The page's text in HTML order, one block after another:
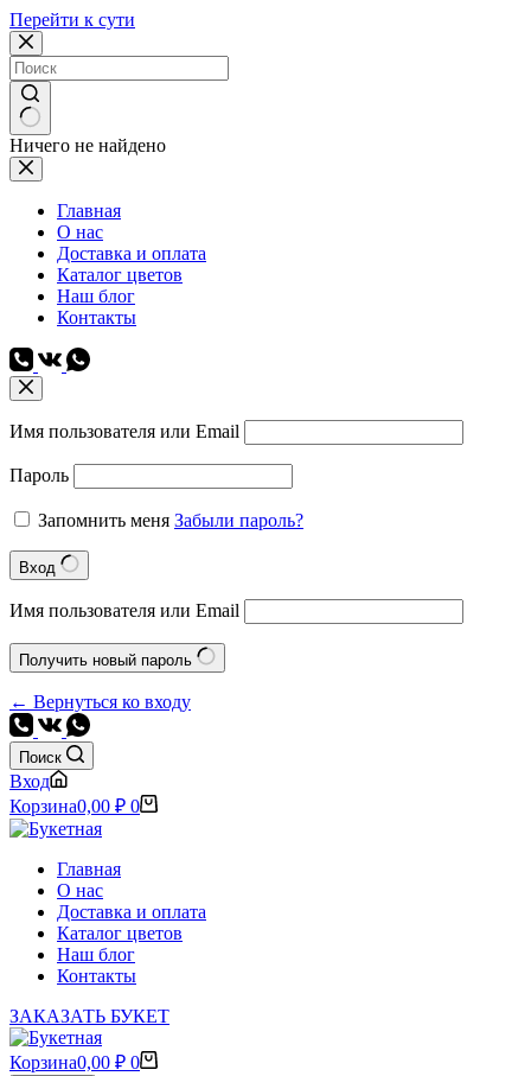
Перейти к сути
Ничего не найдено
Главная
О нас
Доставка и оплата
Каталог цветов
Наш блог
Контакты
Имя пользователя или Email
Пароль
Запомнить меня Забыли пароль?
Вход
Имя пользователя или Email
Получить новый пароль
← Вернуться ко входу
Поиск
Вход
Корзина0,00 ₽ 0
Главная
О нас
Доставка и оплата
Каталог цветов
Наш блог
Контакты
ЗАКАЗАТЬ БУКЕТ
Корзина0,00 ₽ 0